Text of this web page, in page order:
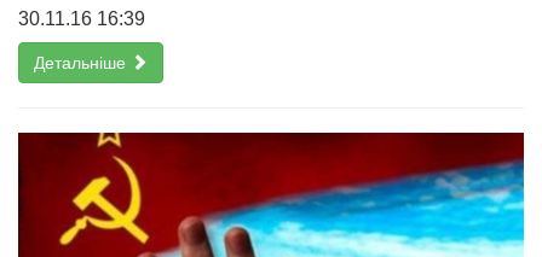
30.11.16 16:39
Детальніше